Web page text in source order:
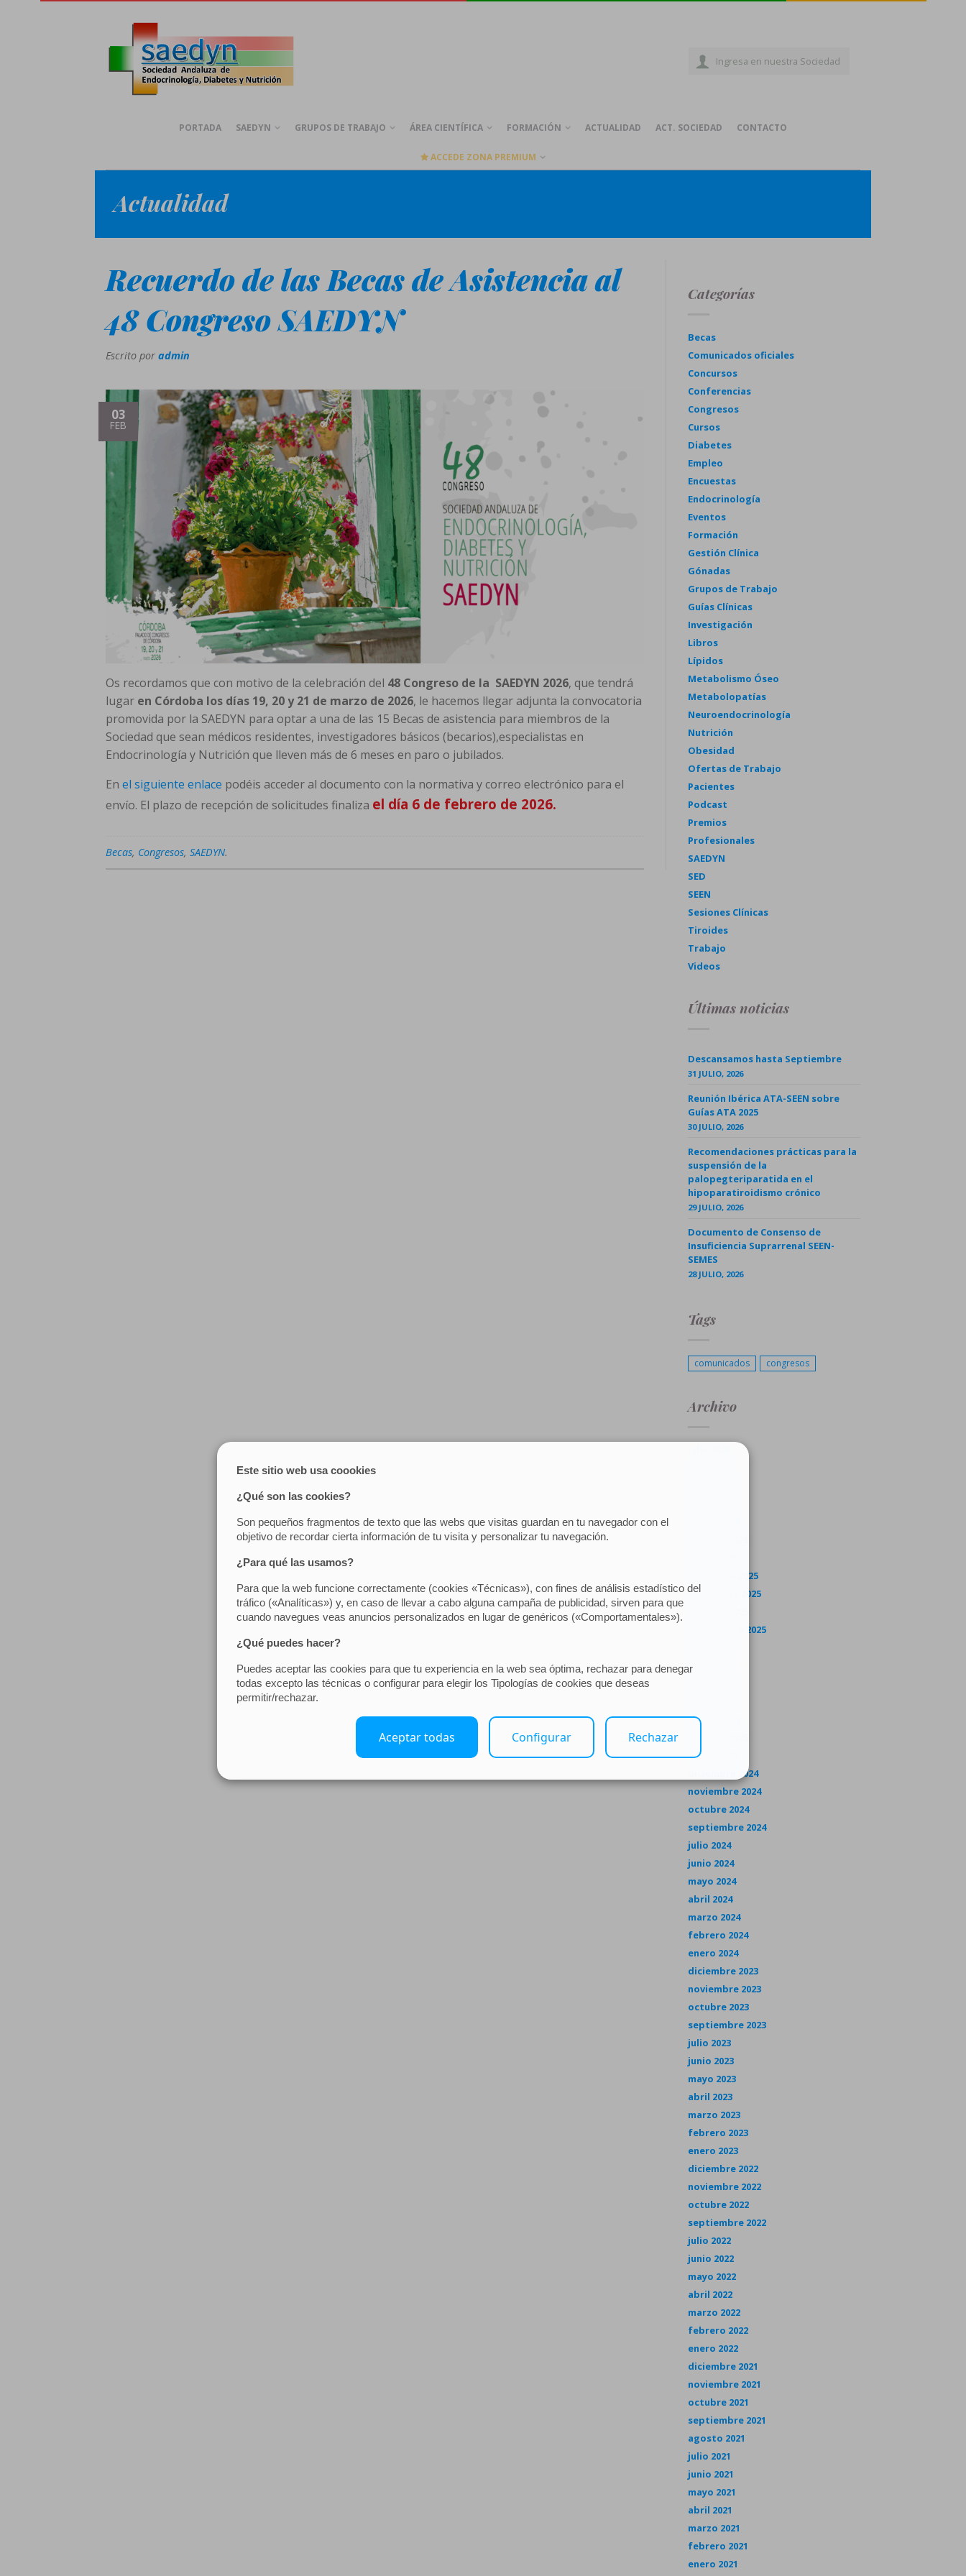
Ingresa en nuestra Sociedad
PORTADA SAEDYN GRUPOS DE TRABAJO ÁREA CIENTÍFICA FORMACIÓN ACTUALIDAD ACT. SOCIEDAD CONTACTO
ACCEDE ZONA PREMIUM
Actualidad
Recuerdo de las Becas de Asistencia al
48 Congreso SAEDYN
Escrito por admin
03
FEB
Os recordamos que con motivo de la celebración del 48 Congreso de la SAEDYN 2026, que tendrá
lugar en Córdoba los días 19, 20 y 21 de marzo de 2026, le hacemos llegar adjunta la convocatoria
promovida por la SAEDYN para optar a una de las 15 Becas de asistencia para miembros de la
Sociedad que sean médicos residentes, investigadores básicos (becarios),especialistas en
Endocrinología y Nutrición que lleven más de 6 meses en paro o jubilados.
En el siguiente enlace podéis acceder al documento con la normativa y correo electrónico para el
envío. El plazo de recepción de solicitudes finaliza el día 6 de febrero de 2026.
Becas, Congresos, SAEDYN.
Categorías
Becas
Comunicados oficiales
Concursos
Conferencias
Congresos
Cursos
Diabetes
Empleo
Encuestas
Endocrinología
Eventos
Formación
Gestión Clínica
Gónadas
Grupos de Trabajo
Guías Clínicas
Investigación
Libros
Lípidos
Metabolismo Óseo
Metabolopatías
Neuroendocrinología
Nutrición
Obesidad
Ofertas de Trabajo
Pacientes
Podcast
Premios
Profesionales
SAEDYN
SED
SEEN
Sesiones Clínicas
Tiroides
Trabajo
Videos
Últimas noticias
Descansamos hasta Septiembre
31 JULIO, 2026
Reunión Ibérica ATA-SEEN sobre
Guías ATA 2025
30 JULIO, 2026
Recomendaciones prácticas para la
suspensión de la
palopegteriparatida en el
hipoparatiroidismo crónico
29 JULIO, 2026
Documento de Consenso de
Insuficiencia Suprarrenal SEEN-
SEMES
28 JULIO, 2026
Tags
comunicados congresos
Archivo
diciembre 2025
noviembre 2025
septiembre 2025
junio 2025
marzo 2025
enero 2025
diciembre 2024
noviembre 2024
octubre 2024
septiembre 2024
julio 2024
junio 2024
mayo 2024
abril 2024
marzo 2024
febrero 2024
enero 2024
diciembre 2023
noviembre 2023
octubre 2023
septiembre 2023
julio 2023
junio 2023
mayo 2023
abril 2023
marzo 2023
febrero 2023
enero 2023
diciembre 2022
noviembre 2022
octubre 2022
septiembre 2022
julio 2022
junio 2022
mayo 2022
abril 2022
marzo 2022
febrero 2022
enero 2022
diciembre 2021
noviembre 2021
octubre 2021
septiembre 2021
agosto 2021
julio 2021
junio 2021
mayo 2021
abril 2021
marzo 2021
febrero 2021
enero 2021